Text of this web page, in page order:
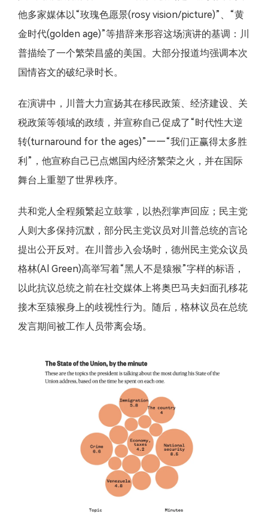
他多家媒体以“玫瑰色愿景(rosy vision/picture)”、“黄
金时代(golden age)”等措辞来形容这场演讲的基调：川
普描绘了一个繁荣昌盛的美国。大部分报道均强调本次
国情咨文的破纪录时长。
在演讲中，川普大力宣扬其在移民政策、经济建设、关
税政策等领域的政绩，并宣称自己促成了“时代性大逆
转(turnaround for the ages)”——“我们正赢得太多胜
利”，他宣称自己已点燃国内经济繁荣之火，并在国际
舞台上重塑了世界秩序。
共和党人全程频繁起立鼓掌，以热烈掌声回应；民主党
人则大多保持沉默，部分民主党议员对川普总统的言论
提出公开反对。在川普步入会场时，德州民主党众议员
格林(Al Green)高举写着“黑人不是猿猴”字样的标语，
以此抗议总统之前在社交媒体上将奥巴马夫妇面孔移花
接木至猿猴身上的歧视性行为。随后，格林议员在总统
发言期间被工作人员带离会场。